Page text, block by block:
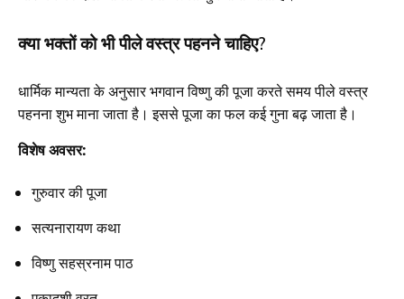
क्या भक्तों को भी पीले वस्त्र पहनने चाहिए?
धार्मिक मान्यता के अनुसार भगवान विष्णु की पूजा करते समय पीले वस्त्र
पहनना शुभ माना जाता है। इससे पूजा का फल कई गुना बढ़ जाता है।
विशेष अवसर:
गुरुवार की पूजा
सत्यनारायण कथा
विष्णु सहस्रनाम पाठ